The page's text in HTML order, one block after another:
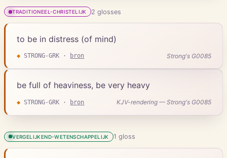
TRADITIONEEL-CHRISTELIJK 2 glosses
to be in distress (of mind)
◆ STRONG-GRK · bron Strong's G0085
be full of heaviness, be very heavy
◆ STRONG-GRK · bron KJV-rendering — Strong's G0085
VERGELIJKEND-WETENSCHAPPELIJK 1 gloss